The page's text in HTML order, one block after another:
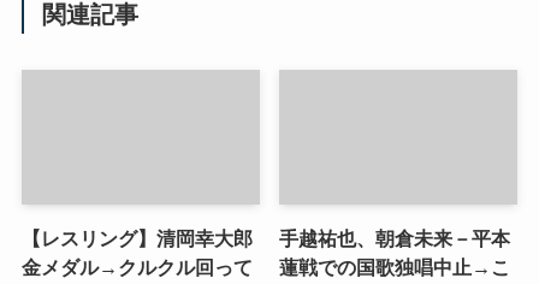
関連記事
【レスリング】清岡幸大郎
金メダル→クルクル回って
手越祐也、朝倉未来－平本
蓮戦での国歌独唱中止→こ